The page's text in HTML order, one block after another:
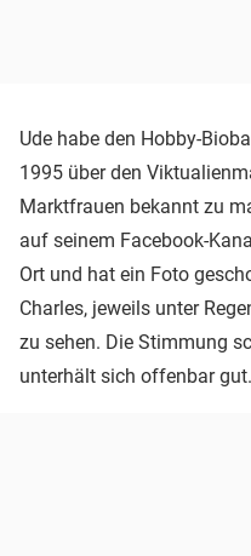
Ude habe den Hobby-
1995 über den
Marktfrauen bekannt zu
auf seinem Facebook-
Ort und hat ein Foto
Charles, jeweils unter
zu sehen. Die Stimmung
unterhält sich offenbar gut.